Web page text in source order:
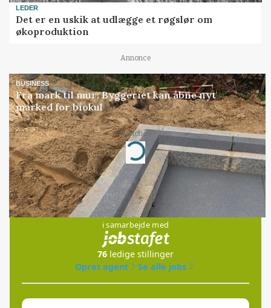
LEDER
Det er en uskik at udlægge et røgslør om
økoproduktion
Annonce
BUSINESS
Fra mark til mur: Byggeriet kan åbne nyt
marked for biokul
Annonce
Loading...
Jobs
i samarbejde med
76 ledige stillinger
Opret agent
Se alle jobs